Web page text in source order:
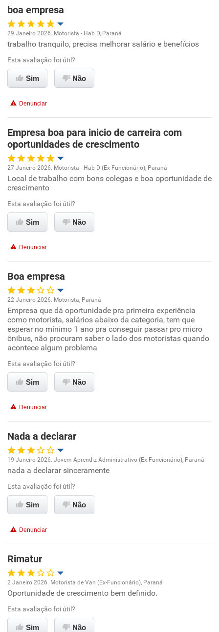
Recomenda esta empresa
boa empresa
Oportunidade de promoção
Ambiente de trabalho
Benefícios
Recomenda esta empresa
29 Janeiro 2026. Motorista - Hab D, Paraná
trabalho tranquilo, precisa melhorar salário e benefícios
Esta avaliação foi útil?
Sim Não
Denunciar
Empresa boa para inicio de carreira com
oportunidades de crescimento
Oportunidade de promoção
Ambiente de trabalho
Conciliação com a vida familiar
Recomenda esta empresa
Não recomenda a diretoria
27 Janeiro 2026. Motorista - Hab D (Ex-Funcionário), Paraná
Local de trabalho com bons colegas e boa oportunidade de
crescimento
Esta avaliação foi útil?
Sim Não
Denunciar
Boa empresa
Oportunidade de promoção
Ambiente de trabalho
Conciliação com a vida familiar
Benefícios
Recomenda esta empresa
22 Janeiro 2026. Motorista, Paraná
Empresa que dá oportunidade pra primeira experiência
como motorista, salários abaixo da categoria, tem que
esperar no mínimo 1 ano pra conseguir passar pro micro
ônibus, não procuram saber o lado dos motoristas quando
acontece algum problema
Esta avaliação foi útil?
Sim Não
Denunciar
Nada a declarar
Oportunidade de promoção
Ambiente de trabalho
Benefícios
Não recomenda esta empresa
Não recomenda a diretoria
19 Janeiro 2026. Jovem Aprendiz Administrativo (Ex-Funcionário), Paraná
nada a declarar sinceramente
Esta avaliação foi útil?
Sim Não
Denunciar
Rimatur
Oportunidade de promoção
Ambiente de trabalho
2 Janeiro 2026. Motorista de Van (Ex-Funcionário), Paraná
Oportunidade de crescimento bem definido.
Esta avaliação foi útil?
Sim Não